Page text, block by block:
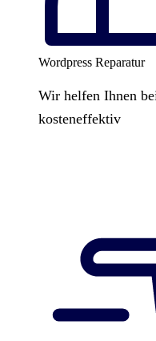
Wordpress Reparatur
Wir helfen Ihnen
kosteneffektiv